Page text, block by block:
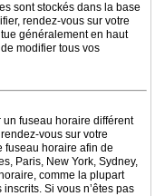
sont stockés dans la base
rendez-vous sur votre
généralement en haut
modifier tous vos
un fuseau horaire différent
vous sur votre
fuseau horaire afin de
Paris, New York, Sydney,
comme la plupart
Si vous n’êtes pas